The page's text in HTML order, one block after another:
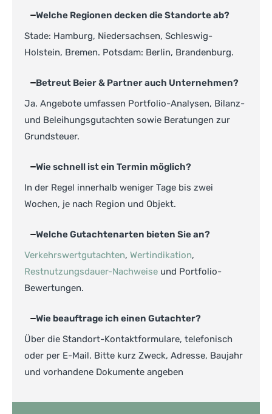
Welche Regionen decken die Standorte ab?
Stade: Hamburg, Niedersachsen, Schleswig-
Holstein, Bremen. Potsdam: Berlin, Brandenburg.
Betreut Beier & Partner auch Unternehmen?
Ja. Angebote umfassen Portfolio-Analysen, Bilanz-
und Beleihungsgutachten sowie Beratungen zur
Grundsteuer.
Wie schnell ist ein Termin möglich?
In der Regel innerhalb weniger Tage bis zwei
Wochen, je nach Region und Objekt.
Welche Gutachtenarten bieten Sie an?
Verkehrswertgutachten, Wertindikation,
Restnutzungsdauer-Nachweise und Portfolio-
Bewertungen.
Wie beauftrage ich einen Gutachter?
Über die Standort-Kontaktformulare, telefonisch
oder per E-Mail. Bitte kurz Zweck, Adresse, Baujahr
und vorhandene Dokumente angeben